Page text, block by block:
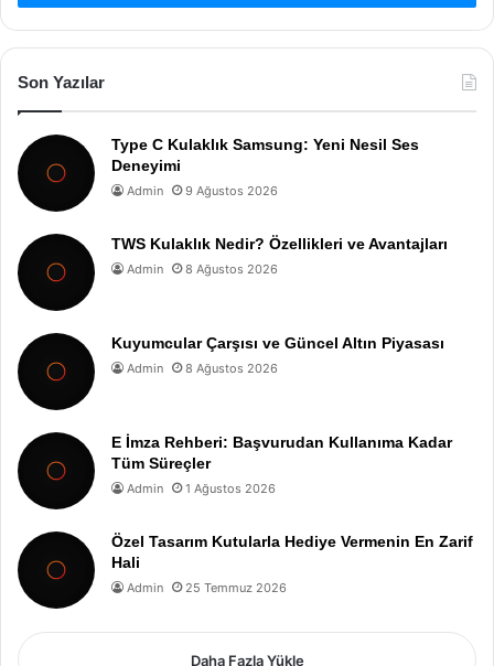
Son Yazılar
Type C Kulaklık Samsung: Yeni Nesil Ses
Deneyimi
Admin 9 Ağustos 2026
TWS Kulaklık Nedir? Özellikleri ve Avantajları
Admin 8 Ağustos 2026
Kuyumcular Çarşısı ve Güncel Altın Piyasası
Admin 8 Ağustos 2026
E İmza Rehberi: Başvurudan Kullanıma Kadar
Tüm Süreçler
Admin 1 Ağustos 2026
Özel Tasarım Kutularla Hediye Vermenin En Zarif
Hali
Admin 25 Temmuz 2026
Daha Fazla Yükle